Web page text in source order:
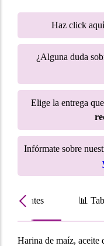
Haz click
¿Alguna duda
Elige la entrega
Infórmate sobre
📊
Harina de maíz, aceite